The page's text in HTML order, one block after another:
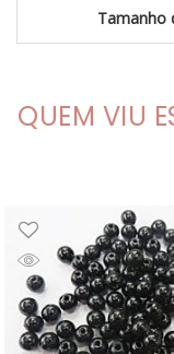
Tamanho
QUEM VIU